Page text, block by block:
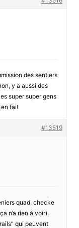
des sentiers
y a aussi des
super super gens
en fait
#13519
quad, checke
n’a rien à voir).
qui peuvent